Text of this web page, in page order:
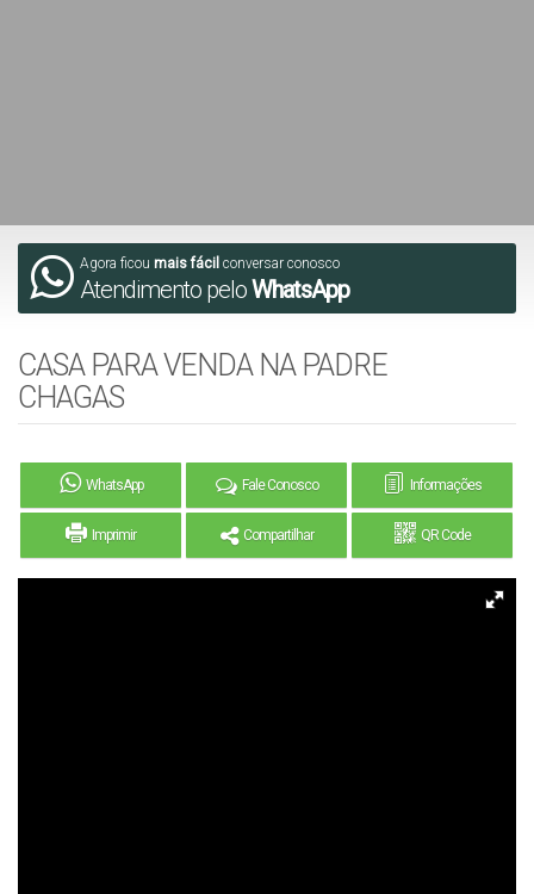
Agora ficou mais fácil conversar conosco
Atendimento peloWhatsApp
CASA PARA VENDA NA PADRE
CHAGAS
WhatsApp Fale Conosco Informações
Imprimir Compartilhar QR Code